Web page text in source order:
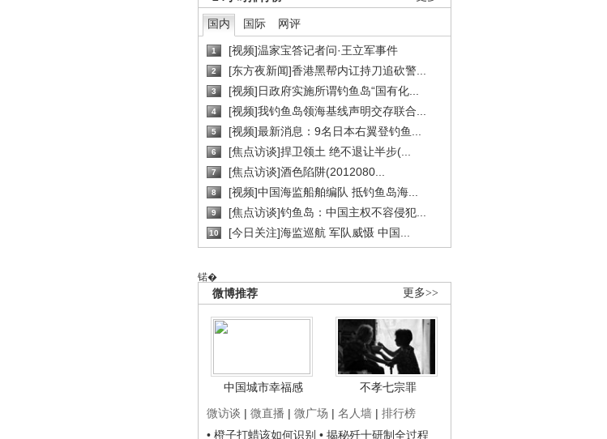
国内 国际 网评
1 [视频]温家宝答记者问·王立军事件
2 [东方夜新闻]香港黑帮内讧持刀追砍警...
3 [视频]日政府实施所谓钓鱼岛“国有化...
4 [视频]我钓鱼岛领海基线声明交存联合...
5 [视频]最新消息：9名日本右翼登钓鱼...
6 [焦点访谈]捍卫领土 绝不退让半步(...
7 [焦点访谈]酒色陷阱(2012080...
8 [视频]中国海监船舶编队 抵钓鱼岛海...
9 [焦点访谈]钓鱼岛：中国主权不容侵犯...
10 [今日关注]海监巡航 军队威慑 中国...
锘�
更多>>
微博推荐
中国城市幸福感
不孝七宗罪
微访谈 | 微直播 | 微广场 | 名人墙 | 排行榜
• 橙子打蜡该如何识别 • 揭秘歼十研制全过程